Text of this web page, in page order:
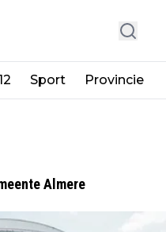
Sport Provincie
Almere